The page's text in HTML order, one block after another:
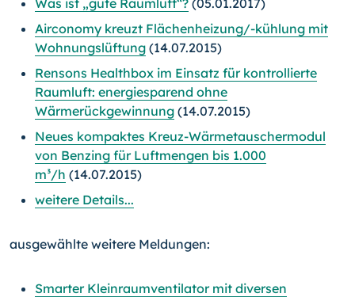
Was ist „gute Raumluft“? (05.01.2017)
Airconomy kreuzt Flächenheizung/-kühlung mit
Wohnungslüftung (14.07.2015)
Rensons Healthbox im Einsatz für kontrollierte
Raumluft: energiesparend ohne
Wärmerückgewinnung (14.07.2015)
Neues kompaktes Kreuz-Wärmetauschermodul
von Benzing für Luftmengen bis 1.000
m³/h (14.07.2015)
weitere Details...
ausgewählte weitere Meldungen:
Smarter Kleinraumventilator mit diversen